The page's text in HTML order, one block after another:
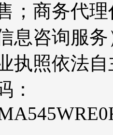
；商务代
息咨询服
执照依法
：